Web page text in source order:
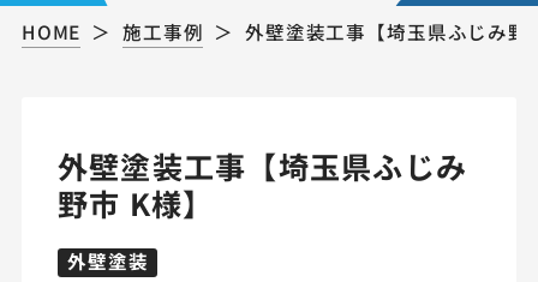
HOME 施工事例 外壁塗装工事【埼玉県ふじみ野
外壁塗装工事【埼玉県ふじみ
野市 K様】
外壁塗装